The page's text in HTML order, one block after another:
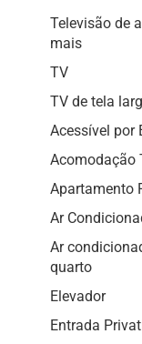
Televisão de
mais
TV
TV de tela
Acessível por
Acomodação
Apartamento
Ar
Ar
quarto
Elevador
Entrada